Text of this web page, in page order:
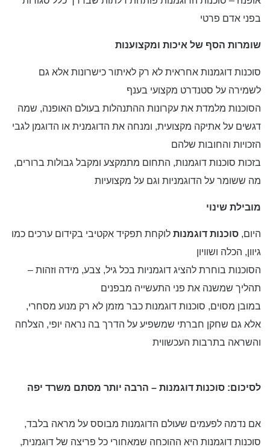
בפני אדם פרטי
שומרות הסף של איכות ומקצוענות
סוכנות דוגמנות אחראית לא רק לאיתור כישרונות אלא גם
לשמירה על סטנדרט מקצועי בענף
הסוכנות מלמדת את עקרונות ההתנהלות בעולם האופנה, שמה
דגשים על אתיקה מקצועית, ומנחה את הדוגמנית או הדוגמן לגבי
הזכויות והחובות שלהם
בזכות סוכנות דוגמנות, התחום מתמקצע ומקבל גבולות ברורים,
מה ששומר על הדוגמניות וגם על מקצועיות
מובילת שינוי
היום, סוכנות דוגמנות לוקחת תפקיד אקטיבי בקידום ערכים כמו
גיוון, הכלה ושוויון
הסוכנות בוחרת להציג דוגמניות בכל גיל, צבע, מידה וזהות –
תהליך שמשנה את פני התעשייה מבפנים
במובן מסוים, סוכנות דוגמנות כבר מזמן לא רק מנוע מסחרי,
אלא גם שחקן חברתי שמשפיע על הדרך בה נראה יופי, הצלחה
והשראה בתרבות העכשווית
לסיכום: סוכנות דוגמנות – הרבה יותר מסתם משרד יפה
אם נדמה לפעמים שעולם הדוגמנות מבוסס על מראה בלבד,
סוכנות דוגמנות היא ההוכחה שמאחורי כל פריצה של דוגמנית,